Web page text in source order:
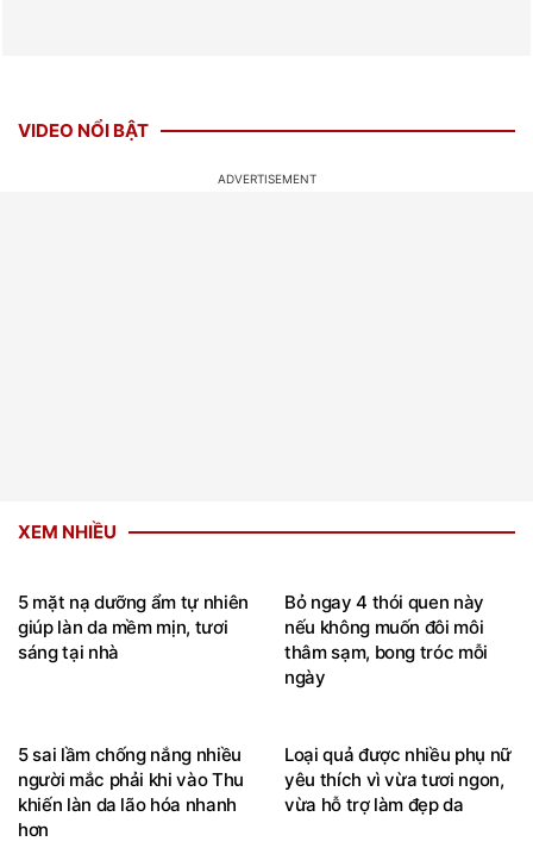
VIDEO NỔI BẬT
XEM NHIỀU
5 mặt nạ dưỡng ẩm tự nhiên
giúp làn da mềm mịn, tươi
sáng tại nhà
Bỏ ngay 4 thói quen này
nếu không muốn đôi môi
thâm sạm, bong tróc mỗi
ngày
5 sai lầm chống nắng nhiều
người mắc phải khi vào Thu
khiến làn da lão hóa nhanh
hơn
Loại quả được nhiều phụ nữ
yêu thích vì vừa tươi ngon,
vừa hỗ trợ làm đẹp da